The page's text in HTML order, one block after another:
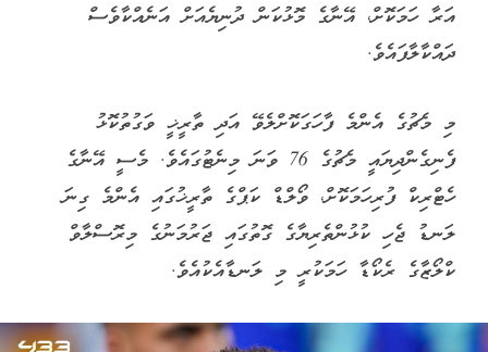
އަރާ ހަމަކޮށް، އޭނާގެ މޮޅުކަން ދުނިޔެއަށް އަނެއްކާވެސް
ދައްކާލާފައެވެ.
މި މެޗުގެ އެންމެ ފާހަގަކޮށްލެވޭ އަދި ތާރީޚީ ވަގުތުކޮޅު
ފެނިގެންދިޔައީ މެޗުގެ 76 ވަނަ މިނެޓުގައެވެ. މެސީ އޭނާގެ
ހެޓްރިކް ފުރިހަމަކޮށް، ވޯލްޑް ކަޕްގެ ތާރީޚުގައި އެންމެ ގިނަ
ލަނޑު ޖެހި ކުޅުންތެރިޔާގެ ގޮތުގައި ޖަރުމަނުގެ މިރޮސްލާވް
ކްލޯޒާގެ ރެކޯޑާ ހަމަކުރީ މި ލަނޑާއެކުއެވެ.